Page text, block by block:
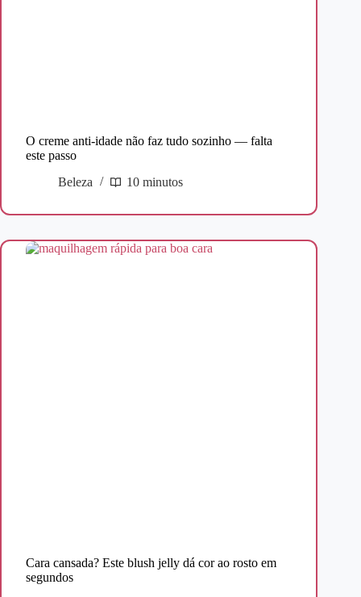
O creme anti-idade não faz tudo sozinho — falta
este passo
Beleza
10 minutos
Cara cansada? Este blush jelly dá cor ao rosto em
segundos